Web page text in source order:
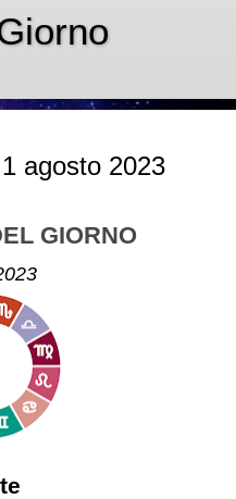
agosto 2023
GIORNO